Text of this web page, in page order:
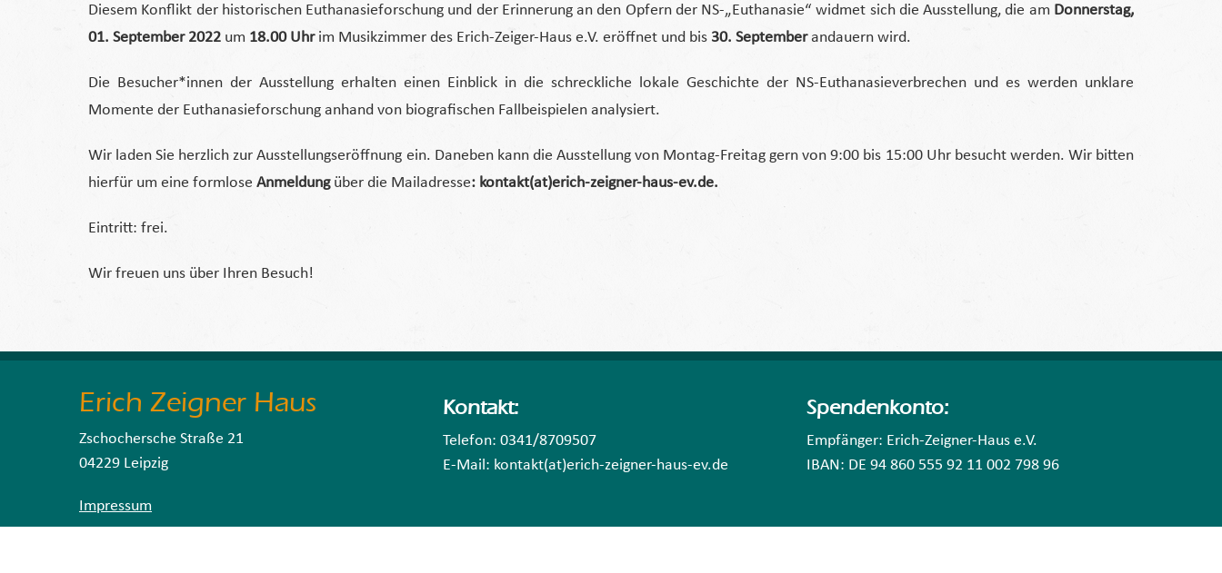
Diesem Konflikt der historischen Euthanasieforschung und der Erinnerung an den Opfern der NS-„Euthanasie“ widmet sich die Ausstellung, die am Donnerstag,
01. September 2022 um 18.00 Uhrim Musikzimmer des Erich-Zeiger-Haus e.V. eröffnet und bis 30. Septemberandauern wird.
Die Besucher*innen der Ausstellung erhalten einen Einblick in die schreckliche lokale Geschichte der NS-Euthanasieverbrechen und es werden unklare
Momente der Euthanasieforschung anhand von biografischen Fallbeispielen analysiert.
Wir laden Sie herzlich zur Ausstellungseröffnung ein. Daneben kann die Ausstellung von Montag-Freitag gern von 9:00 bis 15:00 Uhr besucht werden. Wir bitten
hierfür um eine formlose Anmeldungüber die Mailadresse: kontakt(at)erich-zeigner-haus-ev.de.
Eintritt: frei.
Wir freuen uns über Ihren Besuch!
Erich Zeigner Haus
Zschochersche Straße 21
04229 Leipzig
Impressum
Kontakt:
Telefon: 0341/8709507
E-Mail: kontakt(at)erich-zeigner-haus-ev.de
Spendenkonto:
Empfänger: Erich-Zeigner-Haus e.V.
IBAN: DE 94 860 555 92 11 002 798 96